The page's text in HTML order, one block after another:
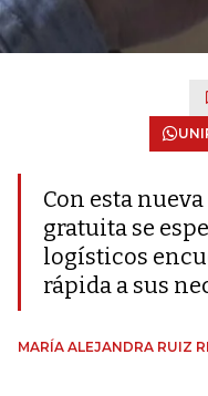
Con esta
gratuita se
logísticos
rápida a sus
MARÍA ALEJANDRA RUIZ